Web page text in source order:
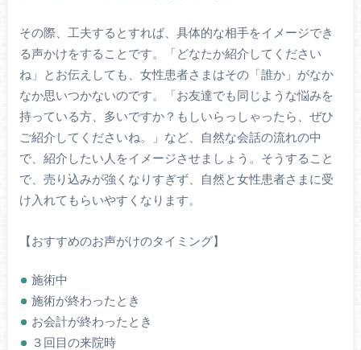
その際、工夫するとすれば、具体的な相手をイメージでき
る声かけをすることです。「どなたか紹介してください
ね」とお伝えしても、女性患者さまはその「誰か」がなか
なか思いつかないのです。「お友達でも同じような悩みを
持っている方、多いですか？もしいらっしゃったら、ぜひ
ご紹介してくださいね。」など、自然な会話の流れの中
で、紹介したい人をイメージさせましょう。そうすること
で、売り込みが強くなりすぎず、自然と女性患者さまに受
け入れてもらいやすくなります。
【おすすめのお声がけのタイミング】
施術中
施術が終わったとき
お会計が終わったとき
３回目の来院時